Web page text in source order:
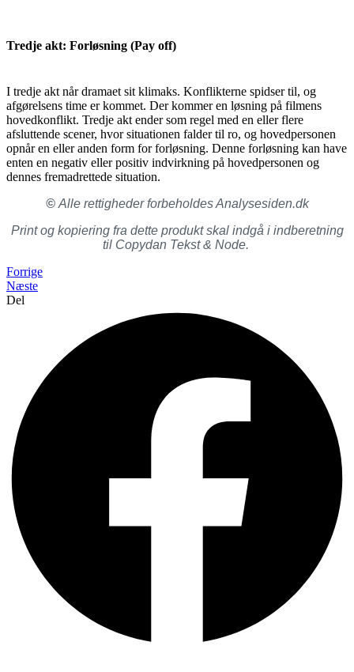
Tredje akt: Forløsning (Pay off)
I tredje akt når dramaet sit klimaks. Konflikterne spidser til, og
afgørelsens time er kommet. Der kommer en løsning på filmens
hovedkonflikt. Tredje akt ender som regel med en eller flere
afsluttende scener, hvor situationen falder til ro, og hovedpersonen
opnår en eller anden form for forløsning. Denne forløsning kan have
enten en negativ eller positiv indvirkning på hovedpersonen og
dennes fremadrettede situation.
© Alle rettigheder forbeholdes Analysesiden.dk
Print og kopiering fra dette produkt skal indgå i indberetning
til Copydan Tekst & Node.
Forrige
Næste
Del